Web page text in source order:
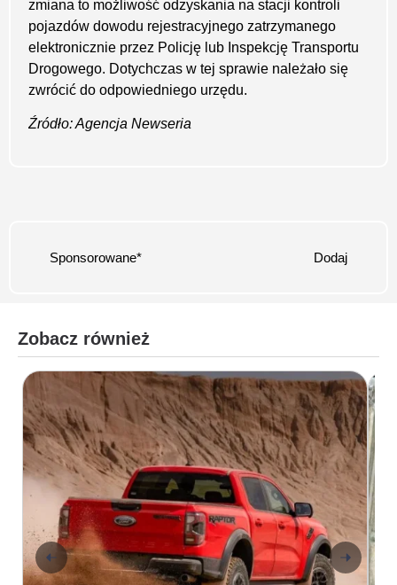
zmiana to możliwość odzyskania na stacji kontroli
pojazdów dowodu rejestracyjnego zatrzymanego
elektronicznie przez Policję lub Inspekcję Transportu
Drogowego. Dotychczas w tej sprawie należało się
zwrócić do odpowiedniego urzędu.
Źródło: Agencja Newseria
Sponsorowane* Dodaj
Zobacz również